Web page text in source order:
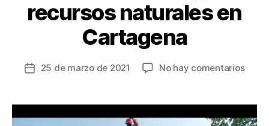
recursos naturales en
Cartagena
Fecha
entrada
25 de marzo de 2021 No hay comentariosen
ilegal